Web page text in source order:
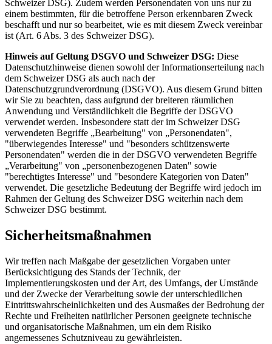
Schweizer DSG). Zudem werden Personendaten von uns nur zu
einem bestimmten, für die betroffene Person erkennbaren Zweck
beschafft und nur so bearbeitet, wie es mit diesem Zweck vereinbar
ist (Art. 6 Abs. 3 des Schweizer DSG).
Hinweis auf Geltung DSGVO und Schweizer DSG: Diese
Datenschutzhinweise dienen sowohl der Informationserteilung nach
dem Schweizer DSG als auch nach der
Datenschutzgrundverordnung (DSGVO). Aus diesem Grund bitten
wir Sie zu beachten, dass aufgrund der breiteren räumlichen
Anwendung und Verständlichkeit die Begriffe der DSGVO
verwendet werden. Insbesondere statt der im Schweizer DSG
verwendeten Begriffe „Bearbeitung" von „Personendaten",
"überwiegendes Interesse" und "besonders schützenswerte
Personendaten" werden die in der DSGVO verwendeten Begriffe
„Verarbeitung" von „personenbezogenen Daten" sowie
"berechtigtes Interesse" und "besondere Kategorien von Daten"
verwendet. Die gesetzliche Bedeutung der Begriffe wird jedoch im
Rahmen der Geltung des Schweizer DSG weiterhin nach dem
Schweizer DSG bestimmt.
Sicherheitsmaßnahmen
Wir treffen nach Maßgabe der gesetzlichen Vorgaben unter
Berücksichtigung des Stands der Technik, der
Implementierungskosten und der Art, des Umfangs, der Umstände
und der Zwecke der Verarbeitung sowie der unterschiedlichen
Eintrittswahrscheinlichkeiten und des Ausmaßes der Bedrohung der
Rechte und Freiheiten natürlicher Personen geeignete technische
und organisatorische Maßnahmen, um ein dem Risiko
angemessenes Schutzniveau zu gewährleisten.